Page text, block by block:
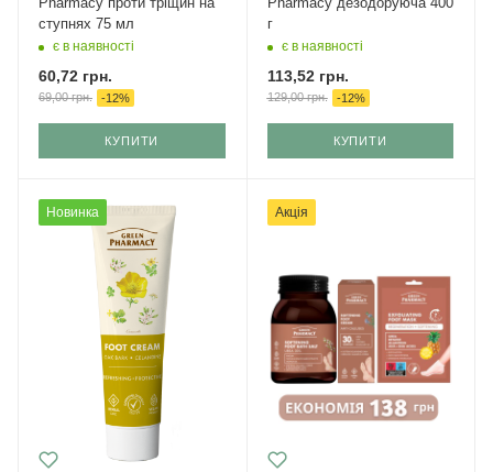
ступнях 75 мл
є в наявності
60,72 грн.
69,00грн. -12%
КУПИТИ
г
є в наявності
113,52грн.
129,00грн. -12%
КУПИТИ
Новинка Акція